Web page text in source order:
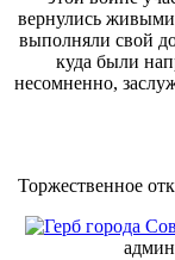
вернулись
выполняли свой
куда были
несомненно,
Торжественное